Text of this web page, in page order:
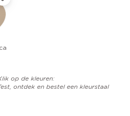
op de kleuren:
ontdek en bestel een kleurstaal